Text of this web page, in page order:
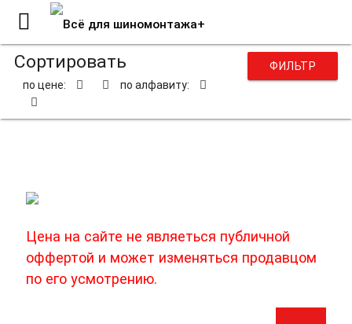
ФИЛЬТР
Сортировать
по цене: по алфавиту:
Цена на сайте не являеться публичной
оффертой и может изменяться продавцом
по его усмотрению.